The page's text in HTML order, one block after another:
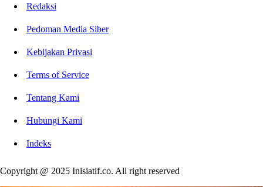
Redaksi
Pedoman Media Siber
Kebijakan Privasi
Terms of Service
Tentang Kami
Hubungi Kami
Indeks
Copyright @ 2025 Inisiatif.co. All right reserved